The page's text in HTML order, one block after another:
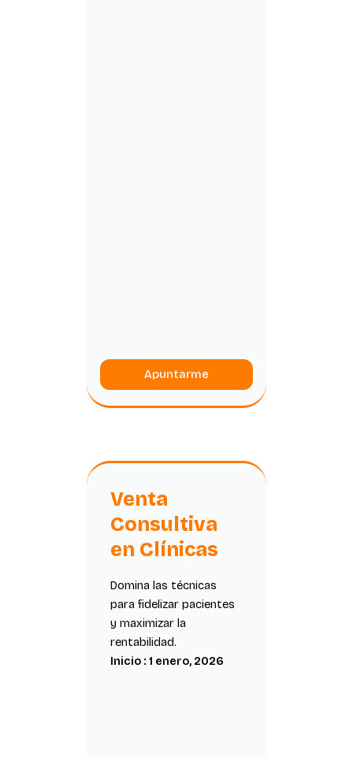
Apuntarme
Venta
Consultiva
en Clínicas
Domina las técnicas
para fidelizar pacientes
y maximizar la
rentabilidad.
Inicio : 1 enero, 2026